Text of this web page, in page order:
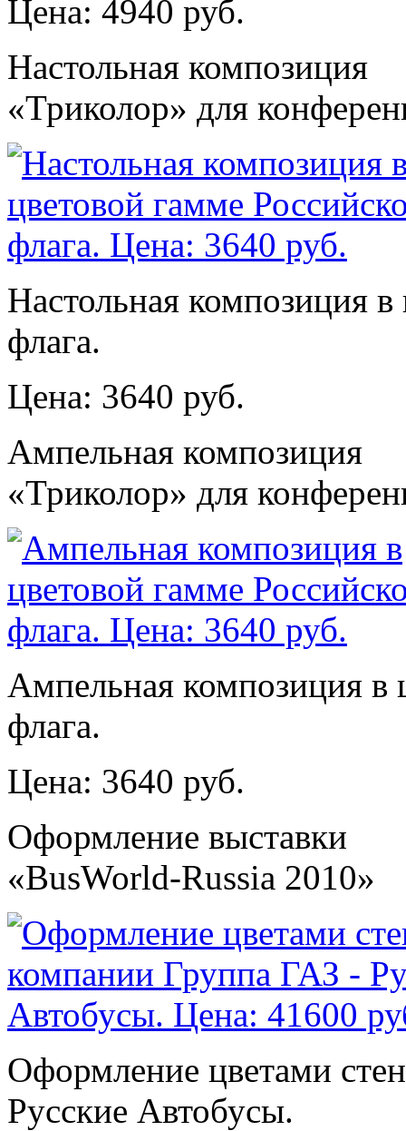
Цена: 4940 руб.
Настольная композиция
«Триколор» для
Настольная композиция
флага.
Цена: 3640 руб.
Ампельная композиция
«Триколор» для
Ампельная композиция в
флага.
Цена: 3640 руб.
Оформление выставки
«BusWorld-Russia 2010»
Оформление цветами
Русские Автобусы.